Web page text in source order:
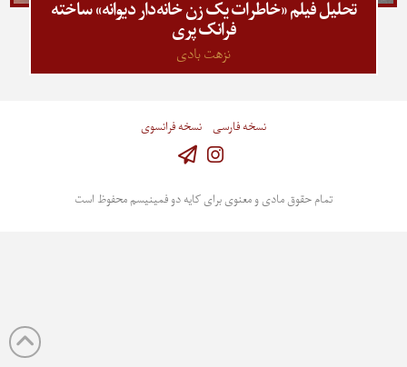
تحلیل فیلم «خاطرات یک زن خانه‌دار دیوانه» ساخته
فرانک پری
نزهت بادی
نسخه فارسی نسخه فرانسوی
تمام حقوق مادی و معنوی برای کایه دو فمینیسم محفوظ است